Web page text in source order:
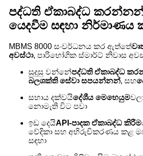
පද්ධති ඒකාබද්ධ
යෙදවීම සඳහා නිර්මාණය
MBMS 8000 සංවර්ධනය කර ඇත්තේ
අවස්ථා, පාරිභෝගික ස්මාර්ට් නිවාස
සුදුසු වන්නේපද්ධති ඒකාබද්ධ
බලශක්ති සේවා සපයන්නන්, සහ
සහාය දක්වයිදේශීය මෙහෙයුම
නොමැති විට පවා
ඉඩ දෙයිAPI-පාදක ඒකාබද්ධ කිරීම
වේදිකා සහ අභිරුචිකරණය කළ
සඳහා